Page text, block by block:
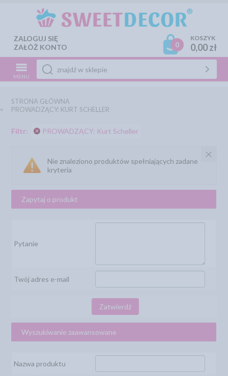
ZALOGUJ SIĘ
ZAŁÓŻ KONTO
0
KOSZYK
0,00 zł
MENU
STRONA GŁÓWNA
PROWADZĄCY: KURT SCHELLER
Filtr: PROWADZĄCY: Kurt Scheller
Nie znaleziono produktów spełniających zadane
kryteria
Zapytaj o produkt
Pytanie
Twój adres e-mail
Zatwierdź
Wyszukiwanie zaawansowane
Nazwa produktu